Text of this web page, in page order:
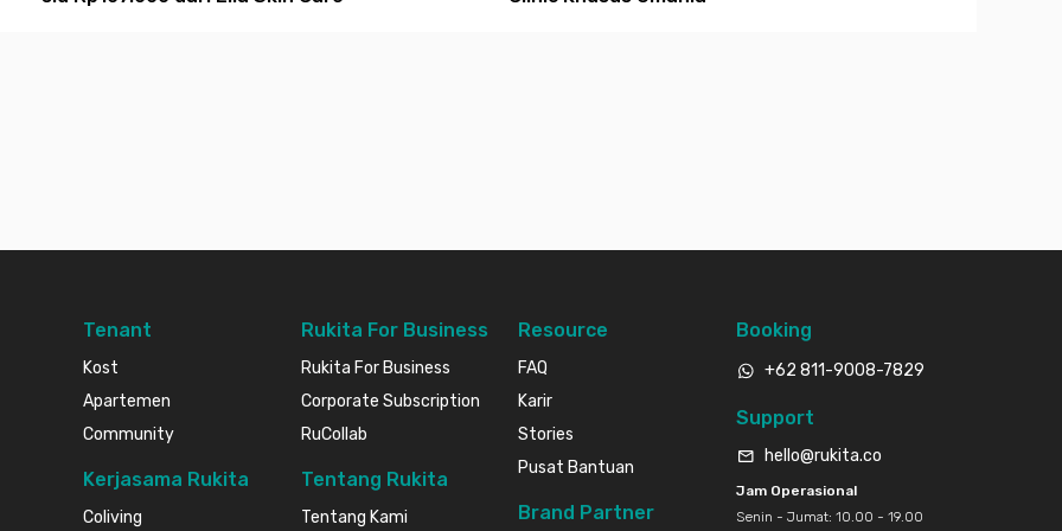
Tenant
Kost
Apartemen
Community
Kerjasama Rukita
Coliving
Rukita For Business
Rukita For Business
Corporate Subscription
RuCollab
Tentang Rukita
Tentang Kami
Resource
FAQ
Karir
Stories
Pusat Bantuan
Brand Partner
Booking
+62 811-9008-7829
Support
hello@rukita.co
Jam Operasional
Senin - Jumat: 10.00 - 19.00